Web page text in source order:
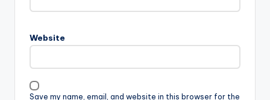
Website
Save my name, email, and website in this browser for the